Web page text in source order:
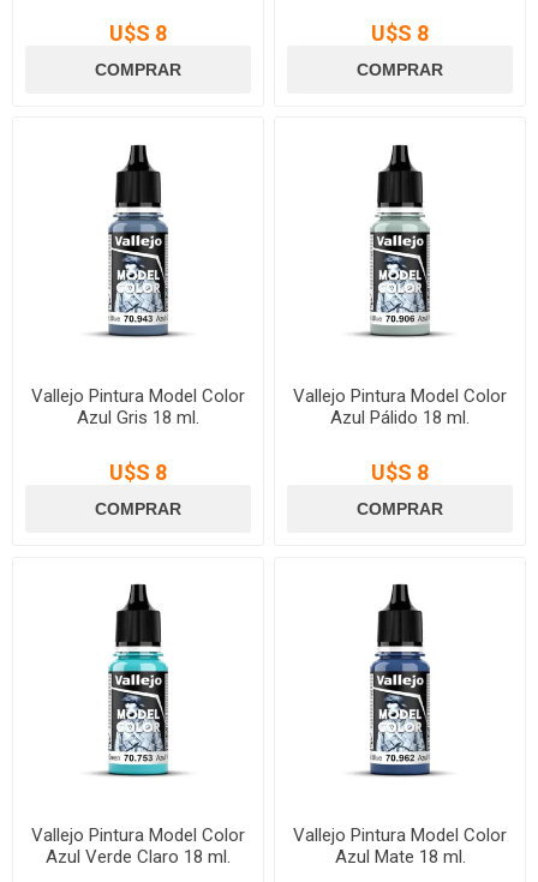
U$S 8 U$S 8
Vallejo Pintura Model Color
Azul Gris 18 ml.
U$S 8
Vallejo Pintura Model Color
Azul Pálido 18 ml.
U$S 8
Vallejo Pintura Model Color
Azul Verde Claro 18 ml.
Vallejo Pintura Model Color
Azul Mate 18 ml.